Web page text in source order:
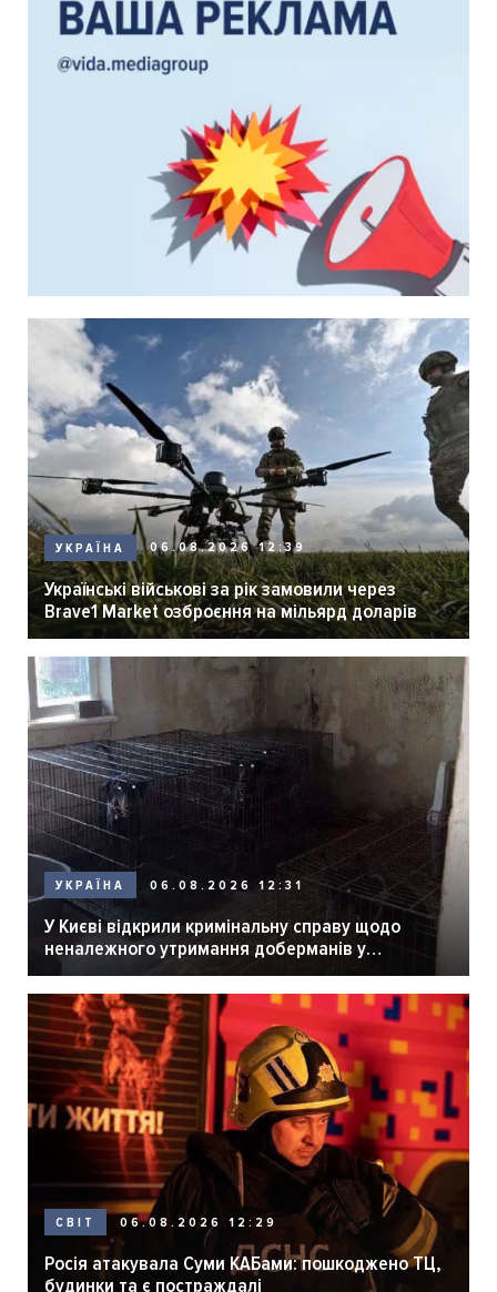
УКРАЇНА 06.08.2026 12:39
Українські військові за рік замовили через
Brave1 Market озброєння на мільярд доларів
УКРАЇНА 06.08.2026 12:31
У Києві відкрили кримінальну справу щодо
неналежного утримання доберманів у
розпліднику
СВІТ 06.08.2026 12:29
Росія атакувала Суми КАБами: пошкоджено ТЦ,
будинки та є постраждалі